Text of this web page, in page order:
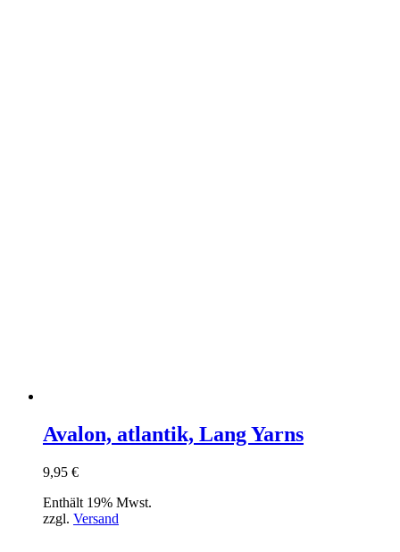
Avalon, atlantik, Lang Yarns
9,95 €
Enthält 19% Mwst.
zzgl. Versand